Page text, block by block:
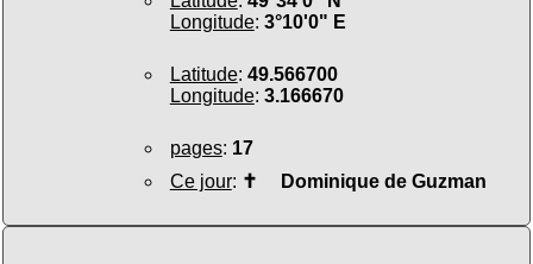
Longitude: 3°10'0" E
Latitude: 49.566700
Longitude: 3.166670
pages: 17
Ce jour: ✝ Dominique de Guzman